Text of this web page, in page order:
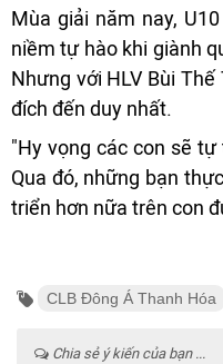
Mùa giải năm nay,
niềm tự hào khi giành
Nhưng với HLV Bùi
đích đến duy nhất.
"Hy vọng các con sẽ
Qua đó, những bạn
triển hơn nữa trên con
CLB Đông Á Thanh Hóa
Chia sẻ ý kiến của bạn ...